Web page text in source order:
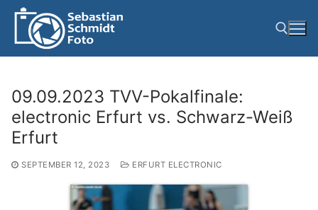
Zum
springen
Suchen nach:
09.09.2023 TVV-Pokalfinale:
electronic Erfurt vs. Schwarz-Weiß
Erfurt
SEPTEMBER 12, 2023 ERFURT ELECTRONIC